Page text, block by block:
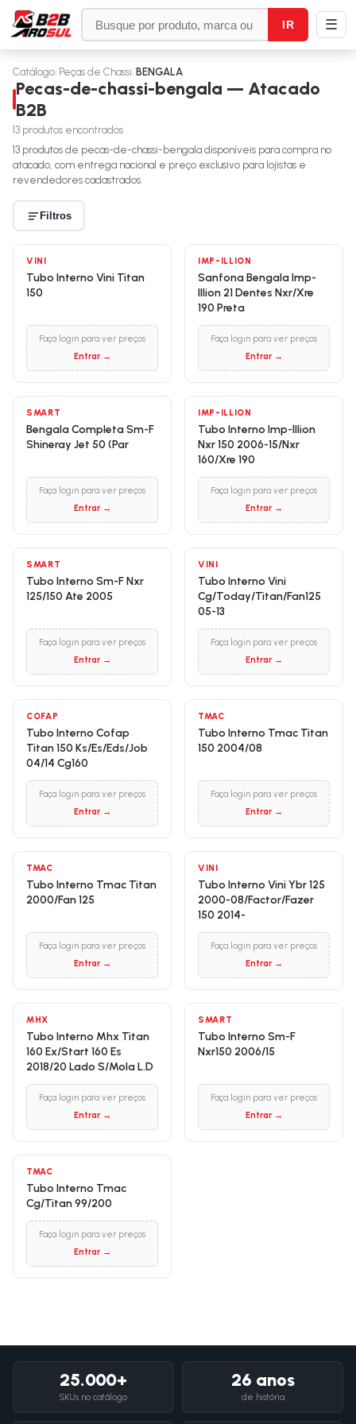
IR ☰
Catálogo Peças de Chassi BENGALA
Pecas-de-chassi-bengala — Atacado
B2B
13 produtos encontrados
13 produtos de pecas-de-chassi-bengala disponíveis para compra no
atacado, com entrega nacional e preço exclusivo para lojistas e
revendedores cadastrados.
Filtros
VINI
Tubo Interno Vini Titan
150
Faça login para ver preços
Entrar →
IMP-ILLION
Sanfona Bengala Imp-
Illion 21 Dentes Nxr/Xre
190 Preta
Faça login para ver preços
Entrar →
SMART
Bengala Completa Sm-F
Shineray Jet 50 (Par
Faça login para ver preços
Entrar →
IMP-ILLION
Tubo Interno Imp-Illion
Nxr 150 2006-15/Nxr
160/Xre 190
Faça login para ver preços
Entrar →
SMART
Tubo Interno Sm-F Nxr
125/150 Ate 2005
Faça login para ver preços
Entrar →
VINI
Tubo Interno Vini
Cg/Today/Titan/Fan125
05-13
Faça login para ver preços
Entrar →
COFAP
Tubo Interno Cofap
Titan 150 Ks/Es/Eds/Job
04/14 Cg160
Faça login para ver preços
Entrar →
TMAC
Tubo Interno Tmac Titan
150 2004/08
Faça login para ver preços
Entrar →
TMAC
Tubo Interno Tmac Titan
2000/Fan 125
Faça login para ver preços
Entrar →
VINI
Tubo Interno Vini Ybr 125
2000-08/Factor/Fazer
150 2014-
Faça login para ver preços
Entrar →
MHX
Tubo Interno Mhx Titan
160 Ex/Start 160 Es
2018/20 Lado S/Mola L.D
Faça login para ver preços
Entrar →
SMART
Tubo Interno Sm-F
Nxr150 2006/15
Faça login para ver preços
Entrar →
TMAC
Tubo Interno Tmac
Cg/Titan 99/200
Faça login para ver preços
Entrar →
25.000+
SKUs no catálogo
26 anos
de história